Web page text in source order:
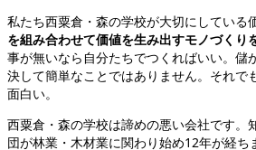
私たち西粟倉・森の学校が大切にしている
を組み合わせて価値を生み出すモノづくり
事が無いなら自分たちでつくればいい。儲
決して簡単なことではありません。それで
面白い。
西粟倉・森の学校は諦めの悪い会社です。
団が林業・木材業に関わり始め12年が経ち